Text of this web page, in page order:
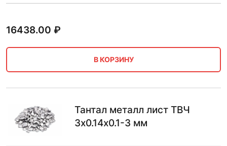
16438.00 ₽
В КОРЗИНУ
Тантал металл лист ТВЧ
3х0.14х0.1-3 мм